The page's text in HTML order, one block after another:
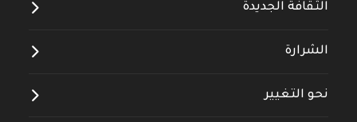
الثقافة الجديدة
الشرارة
نحو التغيير